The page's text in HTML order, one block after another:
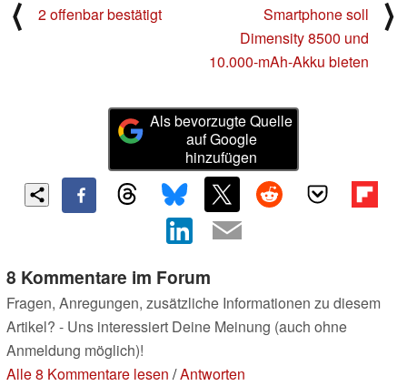
⟨
2 offenbar bestätigt
Smartphone soll
Dimensity 8500 und
10.000-mAh-Akku bieten
⟩
Als bevorzugte Quelle
auf Google
hinzufügen
8 Kommentare im Forum
Fragen, Anregungen, zusätzliche Informationen zu diesem
Artikel? - Uns interessiert Deine Meinung (auch ohne
Anmeldung möglich)!
Alle 8 Kommentare lesen /Antworten